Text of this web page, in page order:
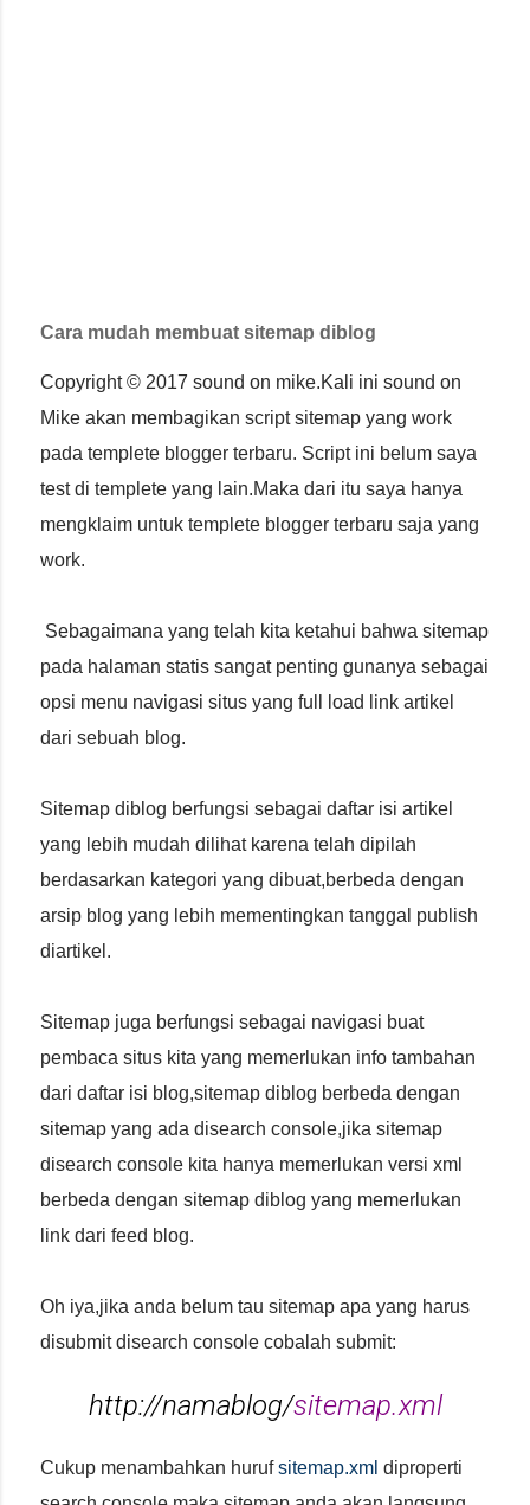
Cara mudah membuat sitemap diblog
Copyright © 2017 sound on mike.Kali ini sound on
Mike akan membagikan script sitemap yang work
pada templete blogger terbaru. Script ini belum saya
test di templete yang lain.Maka dari itu saya hanya
mengklaim untuk templete blogger terbaru saja yang
work.
Sebagaimana yang telah kita ketahui bahwa sitemap
pada halaman statis sangat penting gunanya sebagai
opsi menu navigasi situs yang full load link artikel
dari sebuah blog.
Sitemap diblog berfungsi sebagai daftar isi artikel
yang lebih mudah dilihat karena telah dipilah
berdasarkan kategori yang dibuat,berbeda dengan
arsip blog yang lebih mementingkan tanggal publish
diartikel.
Sitemap juga berfungsi sebagai navigasi buat
pembaca situs kita yang memerlukan info tambahan
dari daftar isi blog,sitemap diblog berbeda dengan
sitemap yang ada disearch console,jika sitemap
disearch console kita hanya memerlukan versi xml
berbeda dengan sitemap diblog yang memerlukan
link dari feed blog.
Oh iya,jika anda belum tau sitemap apa yang harus
disubmit disearch console cobalah submit:
http://namablog/sitemap.xml
Cukup menambahkan hurufsitemap.xml diproperti